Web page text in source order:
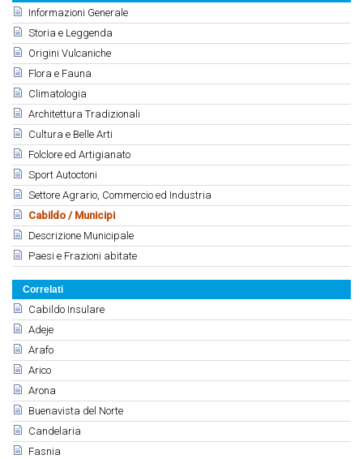
Informazioni Generale
Storia e Leggenda
Origini Vulcaniche
Flora e Fauna
Climatologia
Architettura Tradizionali
Cultura e Belle Arti
Folclore ed Artigianato
Sport Autoctoni
Settore Agrario, Commercio ed Industria
Cabildo / Municipi
Descrizione Municipale
Paesi e Frazioni abitate
Correlati
Cabildo Insulare
Adeje
Arafo
Arico
Arona
Buenavista del Norte
Candelaria
Fasnia